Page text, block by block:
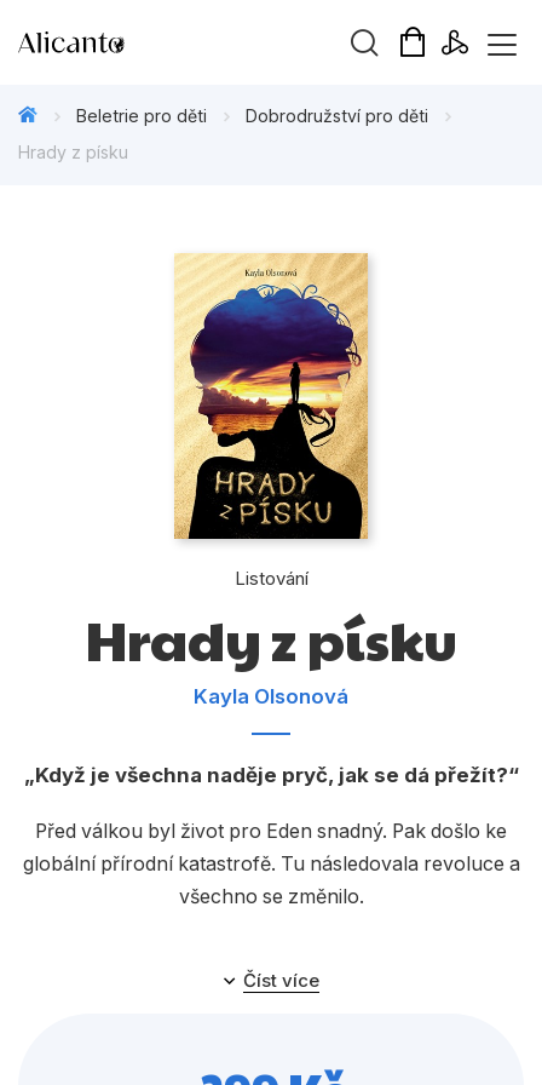
Připravujeme
Tipy redakce
Beletrie pro děti
Beletrie pro dospělé
Hobby
Křížovky
Beletrie pro děti
Dobrodružství pro děti
Hrady z písku
Listování
Hrady z písku
Kayla Olsonová
Když je všechna naděje pryč, jak se dá přežít?
Před válkou byl život pro Eden snadný. Pak došlo ke
globální přírodní katastrofě. Tu následovala revoluce a
všechno se změnilo.
skupina, která si říká Vlci. A přestože Eden kvůli nim
Číst více